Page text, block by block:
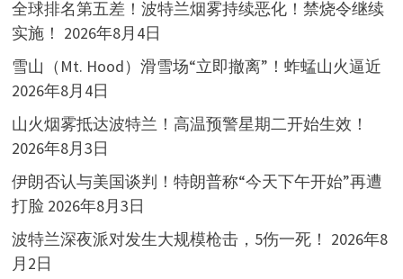
全球排名第五差！波特兰烟雾持续恶化！禁烧令继续
实施！ 2026年8月4日
雪山（Mt. Hood）滑雪场“立即撤离”！蚱蜢山火逼近
2026年8月4日
山火烟雾抵达波特兰！高温预警星期二开始生效！
2026年8月3日
伊朗否认与美国谈判！特朗普称“今天下午开始”再遭
打脸 2026年8月3日
波特兰深夜派对发生大规模枪击，5伤一死！ 2026年8
月2日